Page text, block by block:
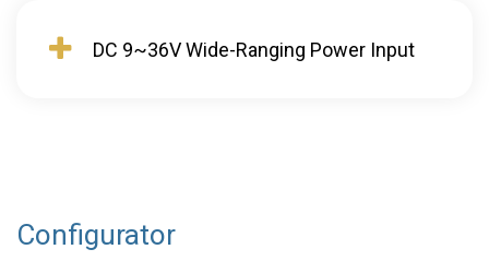
DC 9~36V Wide-Ranging Power Input
Configurator